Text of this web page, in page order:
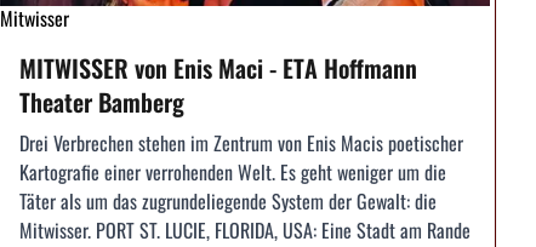
Mitwisser
MITWISSER von Enis Maci - ETA Hoffmann
Theater Bamberg
Drei Verbrechen stehen im Zentrum von Enis Macis poetischer
Kartografie einer verrohenden Welt. Es geht weniger um die
Täter als um das zugrundeliegende System der Gewalt: die
Mitwisser. PORT ST. LUCIE, FLORIDA, USA: Eine Stadt am Rande